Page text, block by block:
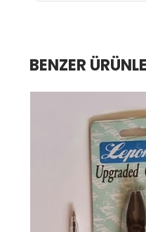
BENZER